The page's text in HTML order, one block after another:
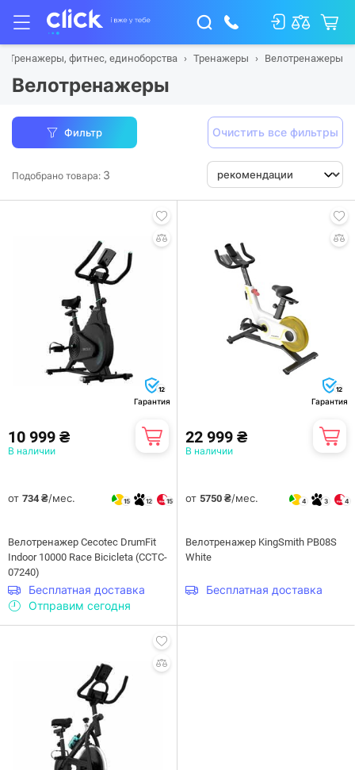
Тренажеры, фитнес, единоборства Тренажеры Велотренажеры
Велотренажеры
Фильтр Очистить все фильтры
Подобрано товара: 3
12
Гарантия
10 999 ₴
В наличии
от 734 ₴/мес. 15 12 15
Велотренажер Cecotec DrumFit
Indoor 10000 Race Bicicleta (CCTC-
07240)
Бесплатная доставка
Отправим сегодня
12
Гарантия
22 999 ₴
В наличии
от 5750 ₴/мес. 4 3 4
Велотренажер KingSmith PB08S
White
Бесплатная доставка